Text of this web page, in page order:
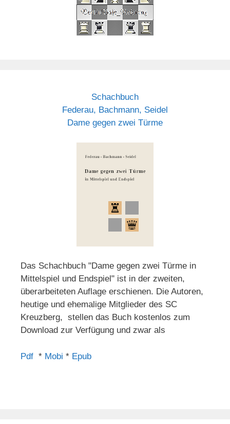
Schachbuch
Federau, Bachmann, Seidel
Dame gegen zwei Türme
Das Schachbuch "Dame gegen zwei Türme in
Mittelspiel und Endspiel" ist in der zweiten,
überarbeiteten Auflage erschienen. Die Autoren,
heutige und ehemalige Mitglieder des SC
Kreuzberg, stellen das Buch kostenlos zum
Download zur Verfügung und zwar als
Pdf * Mobi * Epub